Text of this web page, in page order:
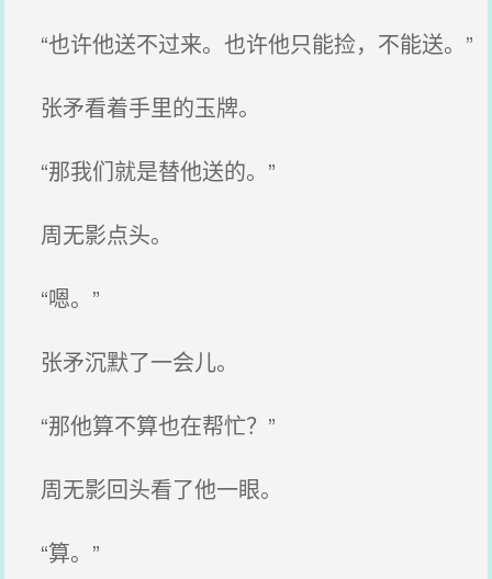
“也许他送不过来。也许他只能捡，不能送。”
张矛看着手里的玉牌。
“那我们就是替他送的。”
周无影点头。
“嗯。”
张矛沉默了一会儿。
“那他算不算也在帮忙？”
周无影回头看了他一眼。
“算。”